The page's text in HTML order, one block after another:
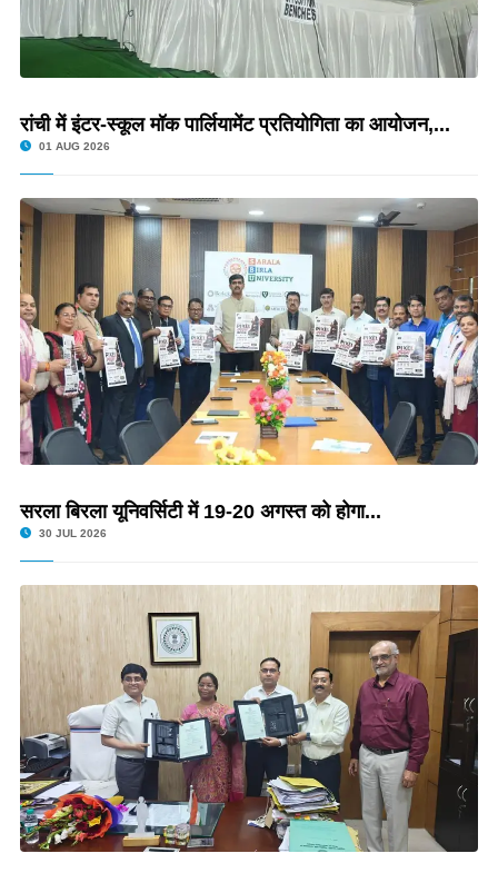
रांची में इंटर-स्कूल मॉक पार्लियामेंट प्रतियोगिता का आयोजन,...
01 AUG 2026
सरला बिरला यूनिवर्सिटी में 19-20 अगस्त को होगा...
30 JUL 2026